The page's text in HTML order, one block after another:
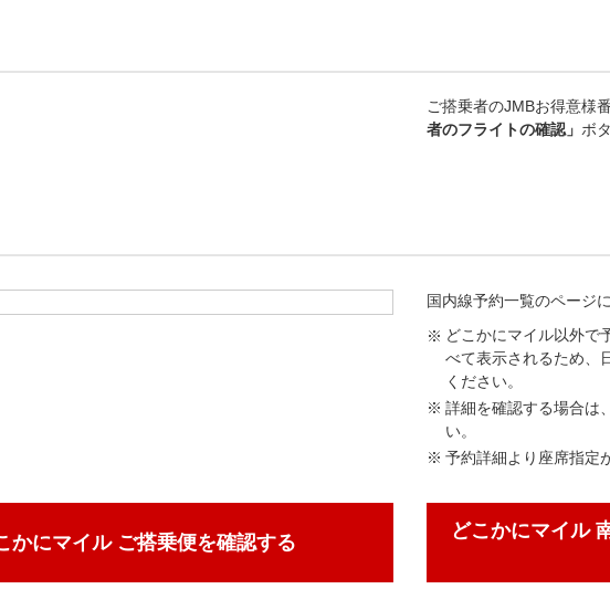
ご搭乗者のJMBお得意様
者のフライトの確認」 ボ
国内線予約一覧のページ
どこかにマイル以外で
べて表示されるため、
ください。
詳細を確認する場合は
い。
予約詳細より座席指定
かにマイル ご搭乗便を確認する
どこかにマイル